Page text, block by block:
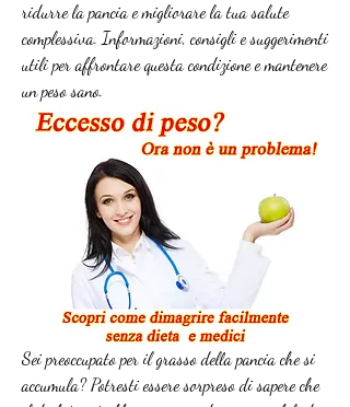
ridurre la pancia e migliorare la tua salute
complessiva. Informazioni, consigli e suggerimenti
utili per affrontare questa condizione e mantenere
un peso sano.
Sei preoccupato per il grasso della pancia che si
accumula? Potresti essere sorpreso di sapere che